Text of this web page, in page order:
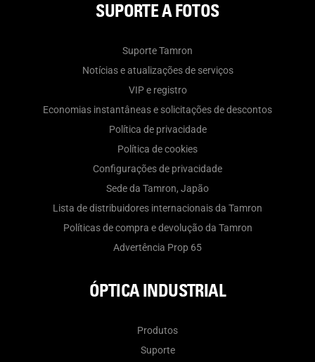
SUPORTE A FOTOS
Suporte Tamron
Notícias e atualizações de serviços
VIP e registro
Economias instantâneas e solicitações de descontos
Política de privacidade
Política de cookies
Configurações de privacidade
Sede da Tamron, Japão
Lista de distribuidores internacionais da Tamron
Políticas de compra e devolução da Tamron
Advertência Prop 65
ÓPTICA INDUSTRIAL
Produtos
Suporte